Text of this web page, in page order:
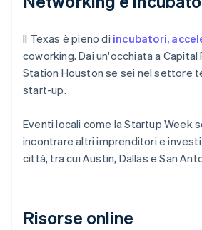
Il Texas è pieno di incubatori,
coworking. Dai un'occhiata a
Station Houston se sei nel settore
start-up.
Eventi locali come la Startup Week
incontrare altri imprenditori e
città, tra cui Austin, Dallas e San
Risorse online